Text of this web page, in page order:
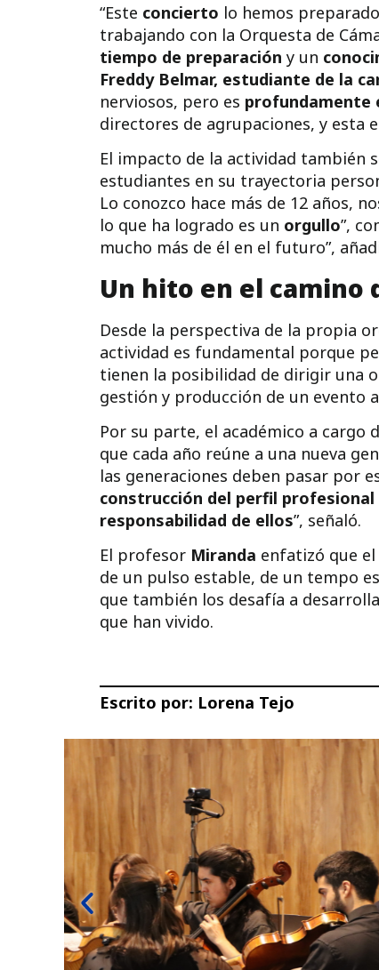
“Este concierto lo hemos
trabajando con la Orquesta de
tiempo de preparación y un
Freddy Belmar, estudiante de la
nerviosos, pero es profundamente
directores de agrupaciones, y esta
El impacto de la actividad también
estudiantes en su trayectoria
Lo conozco hace más de 12 años,
lo que ha logrado es un orgullo”,
mucho más de él en el futuro”,
Un hito en el
Desde la perspectiva de la propia
actividad es fundamental porque
tienen la posibilidad de dirigir una
gestión y producción de un evento
Por su parte, el académico a cargo
que cada año reúne a una nueva
las generaciones deben pasar por
construcción del perfil profesional
responsabilidad de ellos”, señaló.
El profesor Miranda enfatizó que el
de un pulso estable, de un tempo
que también los desafía a
que han vivido.
Escrito por: Lorena Tejo